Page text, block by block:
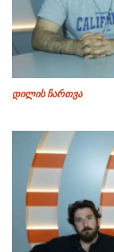
დილის ჩართვა